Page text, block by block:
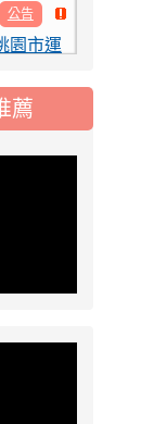
園市運
比賽楊
公告
簡章
三、
薦